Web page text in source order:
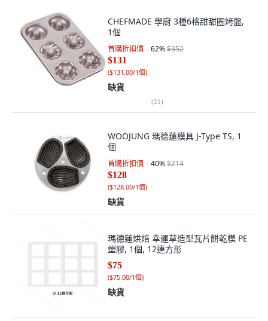
CHEFMADE 學廚 3種6格甜甜圈烤盤,
1個
首購折扣價 62%$352
$131
($131.00/1個)
缺貨
(21)
WOOJUNG 瑪德蓮模具 J-Type TS, 1
個
首購折扣價 40%$214
$128
($128.00/1個)
缺貨
瑪德蓮烘焙 幸運草造型瓦片餅乾模 PE
塑膠, 1個, 12連方形
$75
($75.00/1個)
缺貨